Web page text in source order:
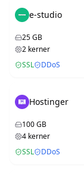
e-studio
25GB
2 kerner
SSL
DDoS
Hostinger
100GB
4 kerner
SSL
DDoS